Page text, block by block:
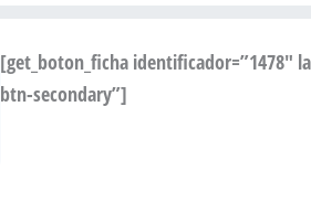
[get_boton_ficha identificador=”1478″
btn-secondary”]